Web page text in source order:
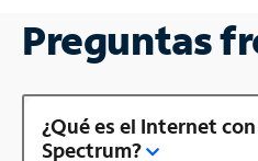
Preguntas
¿Qué es el Internet
Spectrum?